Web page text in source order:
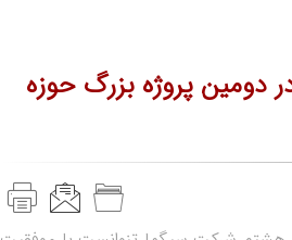
پروژه بزرگ حوزه